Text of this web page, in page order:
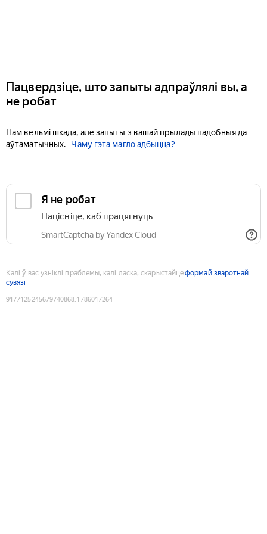
Пацвердзіце, што запыты адпраўлялі вы, а
не робат
Нам вельмі шкада, але запыты з вашай прылады падобныя да
аўтаматычных.
Чаму гэта магло адбыцца?
Я не робат
Націсніце, каб працягнуць
SmartCaptcha by Yandex Cloud
Калі ў вас узніклі праблемы, калі ласка, скарыстайцеформай зваротнай
сувязі
9177125245679740868:1786017264